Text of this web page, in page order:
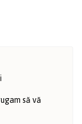
să vă